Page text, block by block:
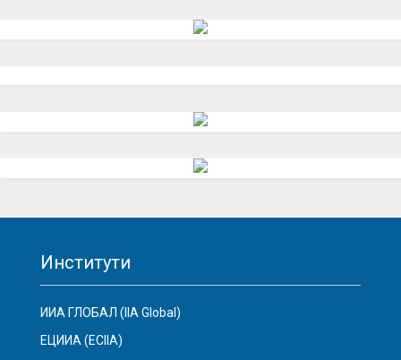
Институти
ИИА ГЛОБАЛ (IIA Global)
ЕЦИИА (ECIIA)